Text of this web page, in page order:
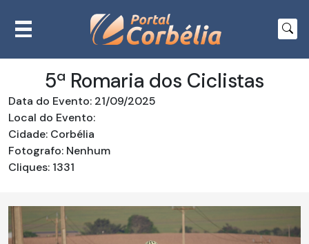
5ª Romaria dos Ciclistas
Data do Evento: 21/09/2025
Local do Evento:
Cidade: Corbélia
Fotografo: Nenhum
Cliques: 1331